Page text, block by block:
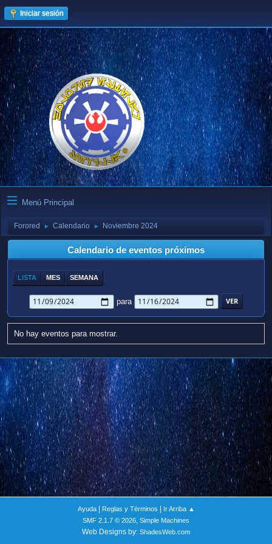
Iniciar sesión
Menú Principal
Forored ► Calendario ► Noviembre 2024
Calendario de eventos próximos
LISTA MES SEMANA
para
No hay eventos para mostrar.
Ayuda| Reglas y Términos
Ir Arriba ▲
SMF 2.1.7 © 2026, Simple Machines
Web Designs by: ShadesWeb.com